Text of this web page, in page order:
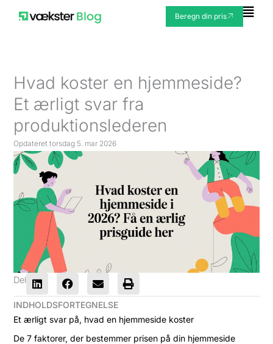
Beregn din pris
Hvad koster en hjemmeside?
Et ærligt svar fra
produktionslederen
Opdateret torsdag 5. mar 2026
Del
INDHOLDSFORTEGNELSE
Et ærligt svar på, hvad en hjemmeside koster
De 7 faktorer, der bestemmer prisen på din hjemmeside